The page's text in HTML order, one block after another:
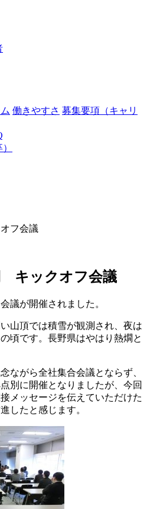
働きやすさ 募集要項（キャリ
フ会議
キックオフ会議
議が開催されました。
山頂では積雪が観測され、夜は
頃です。長野県はやはり熱燗と
ながら全社集合会議とならず、
別に開催となりましたが、今回
メッセージを伝えていただけた
したと感じます。